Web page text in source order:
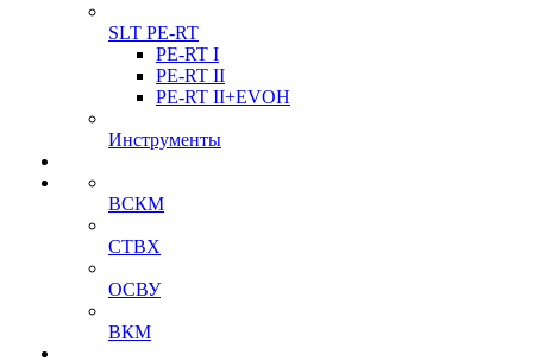
SLT PE-RT
PE-RT I
PE-RT II
PE-RT II+EVOH
Инструменты
ВСКМ
СТВХ
ОСВУ
ВКМ